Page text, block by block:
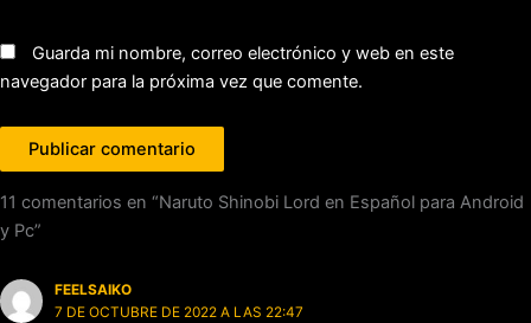
Guarda mi nombre, correo electrónico y web en este
navegador para la próxima vez que comente.
11 comentarios en “Naruto Shinobi Lord en Español para Android
y Pc”
FEELSAIKO
7 DE OCTUBRE DE 2022 A LAS 22:47